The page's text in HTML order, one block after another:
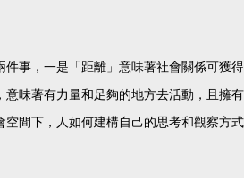
事，一是「距離」意味著社會關係可
味著有力量和足夠的地方去活動，且擁
間下，人如何建構自己的思考和觀察方式